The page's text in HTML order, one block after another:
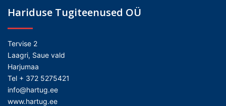
Hariduse Tugiteenused OÜ
Tervise 2
Laagri, Saue vald
Harjumaa
Tel + 372 5275421
info@hartug.ee
www.hartug.ee